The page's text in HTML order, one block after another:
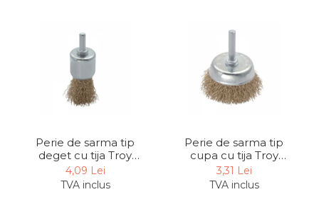
Topoare & Toporisti
Sarpe Desfundat Tevi
Ruleta de Masurat
Dalta si dornuri
Constructii
Perie de sarma tip
deget cu tija Troy
27701-24, 24 mm
4,09 Lei
TVA inclus
Perie de sarma tip
cupa cu tija Troy
27702-50, 50 mm
3,31 Lei
TVA inclus